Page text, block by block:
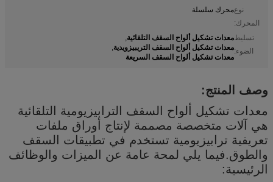
نوع
المحرك:
محرك سلسلة
تسليط
الضوء:
معدات تشكيل ألواح السقف التلقائية,
معدات تشكيل ألواح السقف التريبيزويدية,
معدات تشكيل ألواح السقف السريعة
وصف المنتج:
معدات تشكيل ألواح السقف الترابيزيومية التلقائية
هي آلات متخصصة مصممة لإنتاج أوراق ملفات
تعريفية ترابيزيومية تستخدم في تطبيقات السقف
والطوق.فيما يلي لمحة عامة عن الميزات والوظائف
الرئيسية: